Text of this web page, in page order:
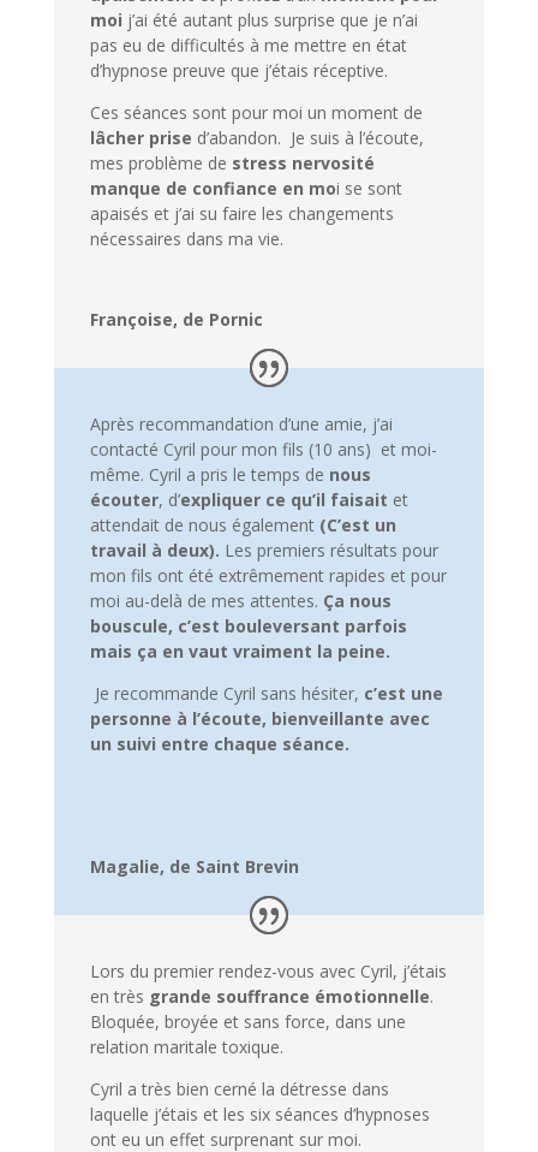
moi j’ai été autant plus surprise que je n’ai
pas eu de difficultés à me mettre en état
d’hypnose preuve que j’étais réceptive.
Ces séances sont pour moi un moment de
lâcher prise d’abandon. Je suis à l’écoute,
mes problème de stress nervosité
manque de confiance en moi se sont
apaisés et j’ai su faire les changements
nécessaires dans ma vie.
Françoise, de Pornic
Après recommandation d’une amie, j’ai
contacté Cyril pour mon fils (10 ans) et moi-
même. Cyril a pris le temps de nous
écouter, d’expliquer ce qu’il faisait et
attendait de nous également (C’est un
travail à deux). Les premiers résultats pour
mon fils ont été extrêmement rapides et pour
moi au-delà de mes attentes. Ça nous
bouscule, c’est bouleversant parfois
mais ça en vaut vraiment la peine.
Je recommande Cyril sans hésiter, c’est une
personne à l’écoute, bienveillante avec
un suivi entre chaque séance.
Magalie, de Saint Brevin
Lors du premier rendez-vous avec Cyril, j’étais
en très grande souffrance émotionnelle.
Bloquée, broyée et sans force, dans une
relation maritale toxique.
Cyril a très bien cerné la détresse dans
laquelle j’étais et les six séances d’hypnoses
ont eu un effet surprenant sur moi.